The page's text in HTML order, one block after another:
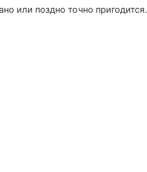
или поздно точно пригодится.